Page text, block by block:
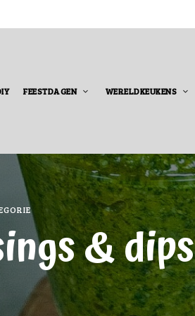
FEESTDAGEN WERELDKEUKENS
& dips